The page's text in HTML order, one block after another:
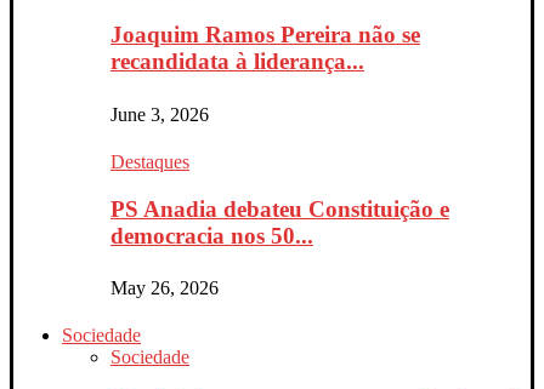
Joaquim Ramos Pereira não se
recandidata à liderança...
June 3, 2026
Destaques
PS Anadia debateu Constituição e
democracia nos 50...
May 26, 2026
Sociedade
Sociedade